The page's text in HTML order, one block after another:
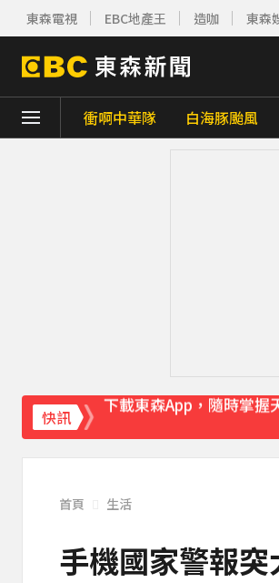
東森電視 EBC地產王 造咖 東森
衝啊中華隊 白海豚颱風
快訊
《理財達人秀》X 安聯
首頁 生活
手機國家警報